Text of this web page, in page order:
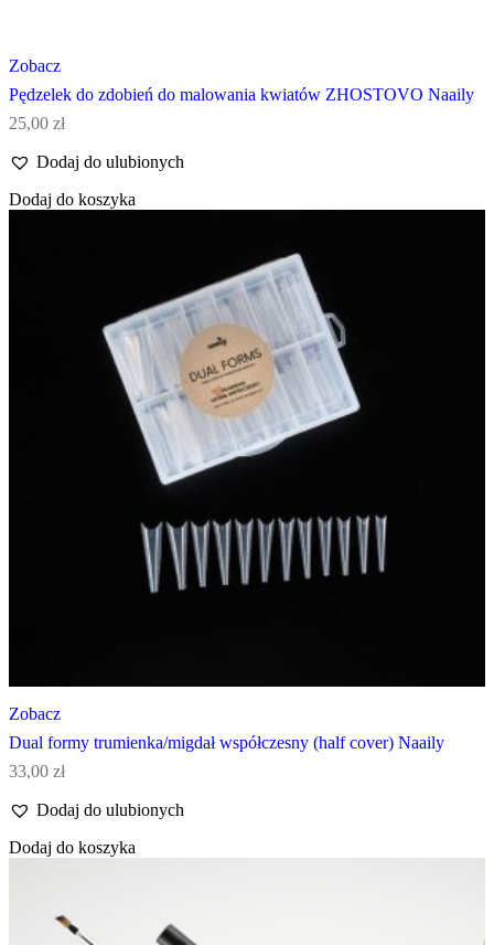
Zobacz
Pędzelek do zdobień do malowania kwiatów ZHOSTOVO Naaily
25,00 zł
Dodaj do ulubionych
Dodaj do koszyka
Zobacz
Dual formy trumienka/migdał współczesny (half cover) Naaily
33,00 zł
Dodaj do ulubionych
Dodaj do koszyka